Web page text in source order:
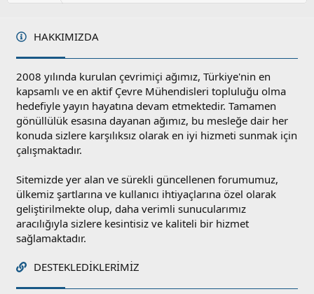
HAKKIMIZDA
2008 yılında kurulan çevrimiçi ağımız, Türkiye'nin en
kapsamlı ve en aktif Çevre Mühendisleri topluluğu olma
hedefiyle yayın hayatına devam etmektedir. Tamamen
gönüllülük esasına dayanan ağımız, bu mesleğe dair her
konuda sizlere karşılıksız olarak en iyi hizmeti sunmak için
çalışmaktadır.
Sitemizde yer alan ve sürekli güncellenen forumumuz,
ülkemiz şartlarına ve kullanıcı ihtiyaçlarına özel olarak
geliştirilmekte olup, daha verimli sunucularımız
aracılığıyla sizlere kesintisiz ve kaliteli bir hizmet
sağlamaktadır.
DESTEKLEDIKLERIMIZ